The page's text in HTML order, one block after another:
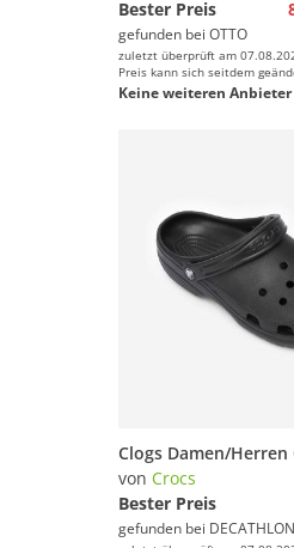
Bester Preis
gefunden bei OTTO
zuletzt überprüft am
Preis kann sich seitdem
Keine weiteren Anbieter
von Crocs
Bester Preis
gefunden bei DECATHLON